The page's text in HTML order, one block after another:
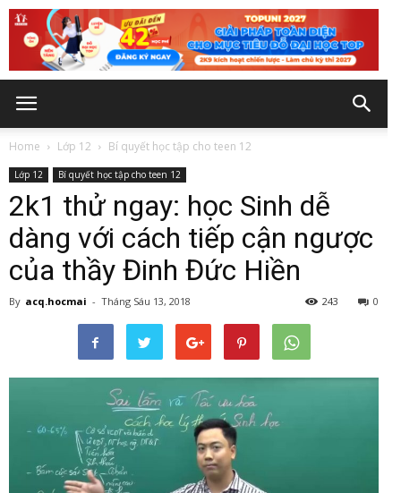
Home Lớp 12 Bí quyết học tập cho teen 12
Lớp 12 Bí quyết học tập cho teen 12
2k1 thử ngay: học Sinh dễ
dàng với cách tiếp cận ngược
của thầy Đinh Đức Hiền
By acq.hocmai - Tháng Sáu 13, 2018 0
243